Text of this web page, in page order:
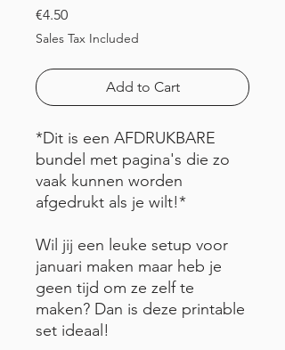
€4.50Price
Sales Tax Included
Add to Cart
*Dit is een AFDRUKBARE
bundel met pagina's die zo
vaak kunnen worden
afgedrukt als je wilt!*
Wil jij een leuke setup voor
januari maken maar heb je
geen tijd om ze zelf te
maken? Dan is deze printable
set ideaal!